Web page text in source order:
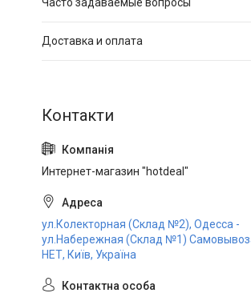
Доставка и оплата
Интернет-магазин "hotdeal"
ул.Колекторная (Склад №2), Одесса -
ул.Набережная (Склад №1)
НЕТ, Київ, Україна